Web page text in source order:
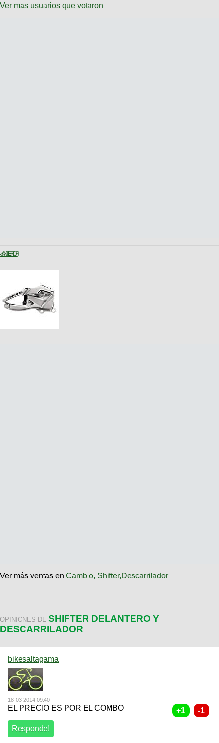
Ver mas usuarios que votaron
< ANTERIOR
Ver más ventas en Cambio, Shifter,Descarrilador
OPINIONES DE SHIFTER DELANTERO Y
DESCARRILADOR
bikesaltagama
18-03-2014 09:40
EL PRECIO ES POR EL COMBO